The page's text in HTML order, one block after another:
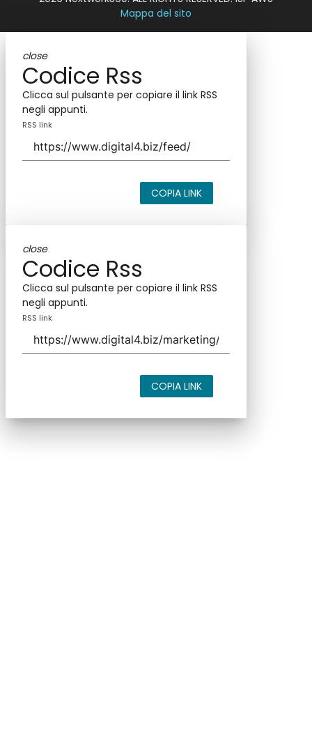
Mappa del sito
close
Codice Rss
Clicca sul pulsante per copiare il link RSS
negli appunti.
RSS link
COPIA LINK
close
Codice Rss
Clicca sul pulsante per copiare il link RSS
negli appunti.
RSS link
COPIA LINK